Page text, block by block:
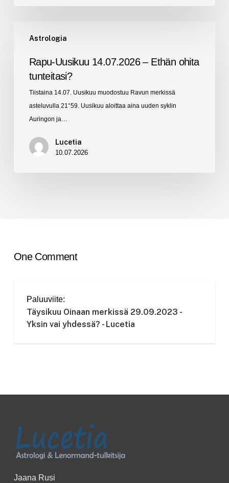
Astrologia
Uusikuu
Ethän
ohita
tunteitasi?
Rapu-Uusikuu 14.07.2026 – Ethän ohita
tunteitasi?
Tiistaina 14.07. Uusikuu muodostuu Ravun merkissä
asteluvulla 21°59. Uusikuu aloittaa aina uuden syklin
Auringon ja…
Lucetia
10.07.2026
One Comment
Paluuviite:
Täysikuu Oinaan merkissä 29.09.2023 -
Yksin vai yhdessä? - Lucetia
Jaana Rusi